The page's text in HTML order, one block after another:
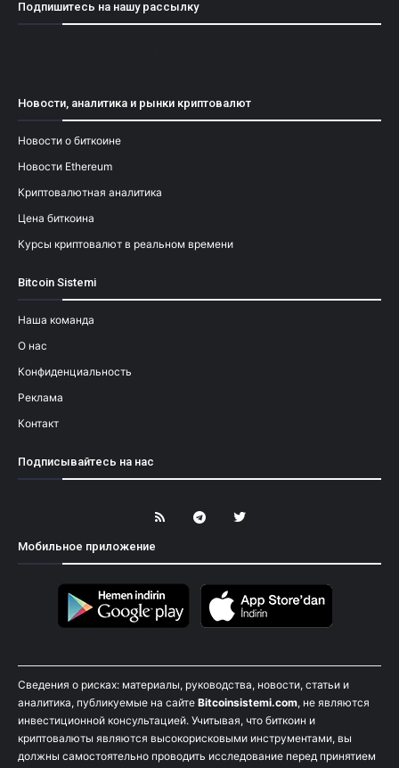
Подпишитесь на нашу рассылку
Новости, аналитика и рынки криптовалют
Новости о биткоине
Новости Ethereum
Криптовалютная аналитика
Цена биткоина
Курсы криптовалют в реальном времени
Bitcoin Sistemi
Наша команда
О нас
Конфиденциальность
Реклама
Контакт
Подписывайтесь на нас
Мобильное приложение
Сведения о рисках: материалы, руководства, новости, статьи и
аналитика, публикуемые на сайте Bitcoinsistemi.com, не являются
инвестиционной консультацией. Учитывая, что биткоин и
криптовалюты являются высокорисковыми инструментами, вы
должны самостоятельно проводить исследование перед принятием